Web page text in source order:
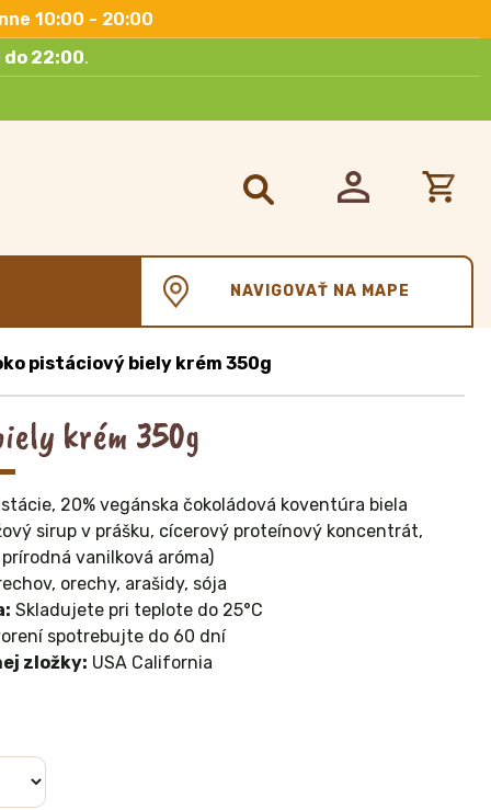
10:00 - 20:00
do 22:00.
Hľadať:
NAVIGOVAŤ NA MAPE
pistáciový biely krém 350g
krém 350g
20% vegánska čokoládová koventúra biela
sirup v prášku, cícerový proteínový koncentrát,
vanilková aróma)
orechy, arašidy, sója
Skladujete pri teplote do 25°C
spotrebujte do 60 dní
zložky: USA California